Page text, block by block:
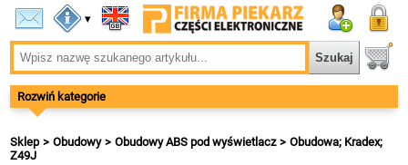
▾
Rozwiń kategorie
Sklep Obudowy Obudowy ABS pod wyświetlacz
Obudowa; Kradex;
Z49J